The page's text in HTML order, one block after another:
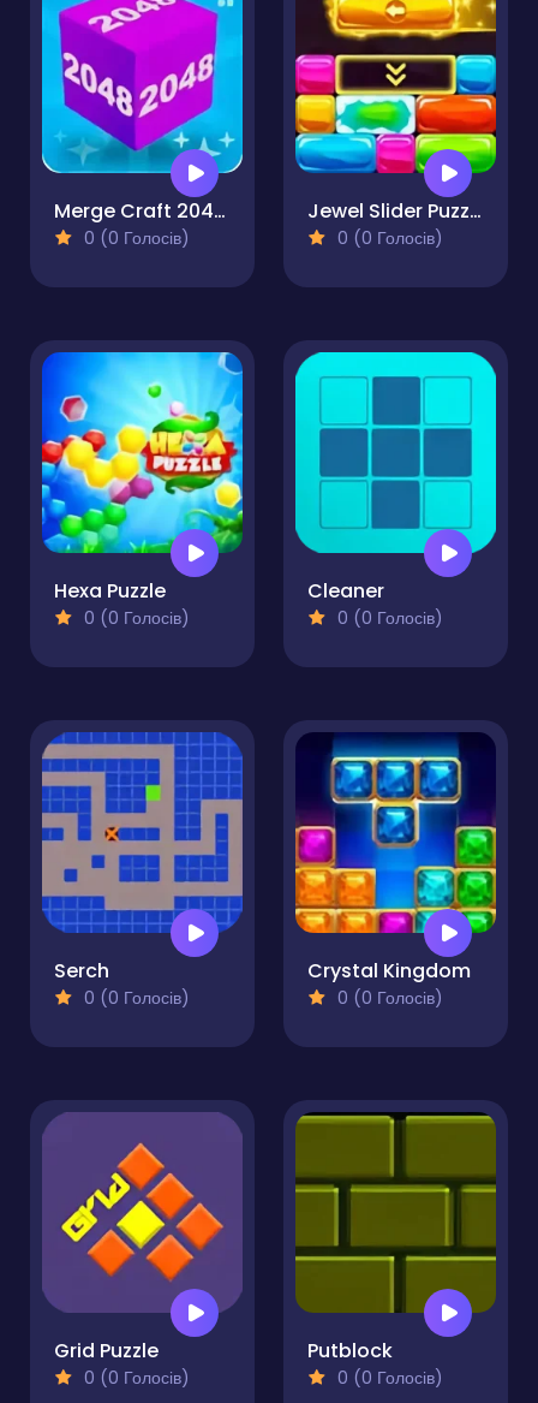
Merge Craft 2048 3D Puzzle
0 (0 Голосів)
Jewel Slider Puzzle
0 (0 Голосів)
Hexa Puzzle
0 (0 Голосів)
Cleaner
0 (0 Голосів)
Serch
0 (0 Голосів)
Crystal Kingdom
0 (0 Голосів)
Grid Puzzle
0 (0 Голосів)
Putblock
0 (0 Голосів)